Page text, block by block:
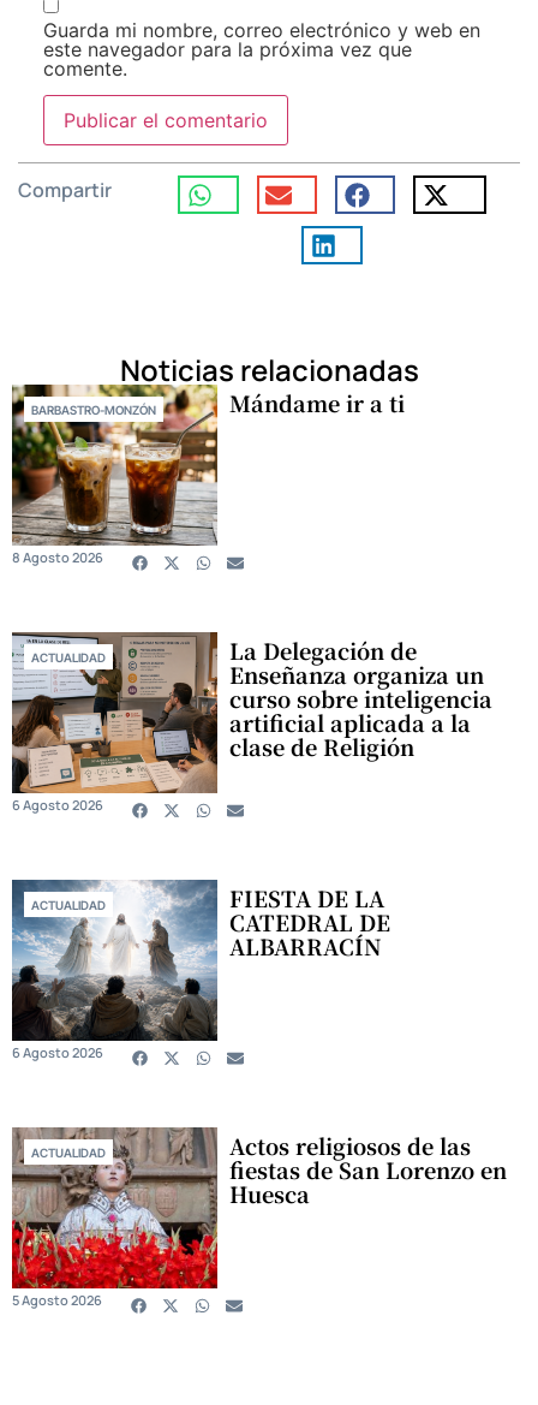
Guarda mi nombre, correo electrónico y web en
este navegador para la próxima vez que
comente.
Compartir
Noticias relacionadas
BARBASTRO-MONZÓN Mándame ir a ti
8 Agosto 2026
ACTUALIDAD La Delegación de
Enseñanza organiza un
curso sobre inteligencia
artificial aplicada a la
clase de Religión
6 Agosto 2026
ACTUALIDAD FIESTA DE LA
CATEDRAL DE
ALBARRACÍN
6 Agosto 2026
ACTUALIDAD Actos religiosos de las
fiestas de San Lorenzo en
Huesca
5 Agosto 2026